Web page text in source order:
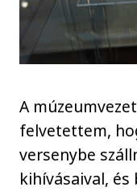
A
felvetettem,
versenybe
kihívásaival,